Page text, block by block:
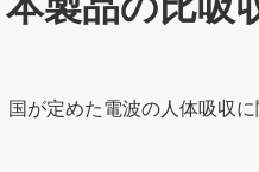
国が定めた電波の人体吸収